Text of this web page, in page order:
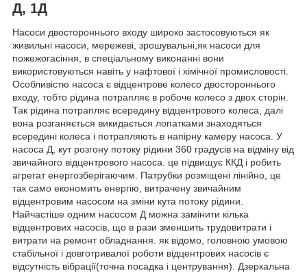
Д, 1Д
Насоси двостороннього входу широко застосовуються як
живильні насоси, мережеві, зрошувальні,як насоси для
пожежогасіння, в спеціальному виконанні вони
використовуються навіть у нафтової і хімічної промисловості.
Особливістю насоса є відцентрове колесо двостороннього
входу, тобто рідина потрапляє в робоче колесо з двох сторін.
Так рідина потрапляє всередину відцентрового колеса, далі
вона розганяється викидається лопатками знаходяться
всередині колеса і потрапляють в напірну камеру насоса. У
насоса Д, кут розгону потоку рідини 360 градусів на відміну від
звичайного відцентрового насоса. це підвищує ККД і робить
агрегат енергозберігаючим. Патрубки розміщені лінійно, це
так само економить енергію, витрачену звичайним
відцентровим насосом на зміни кута потоку рідини.
Найчастіше одним насосом Д можна замінити кілька
відцентрових насосів, що в рази зменшить трудовитрати і
витрати на ремонт обладнання. як відомо, головною умовою
стабільної і довготривалої роботи відцентрових насосів є
відсутність вібрації(точна посадка і центрування). Дзеркальна